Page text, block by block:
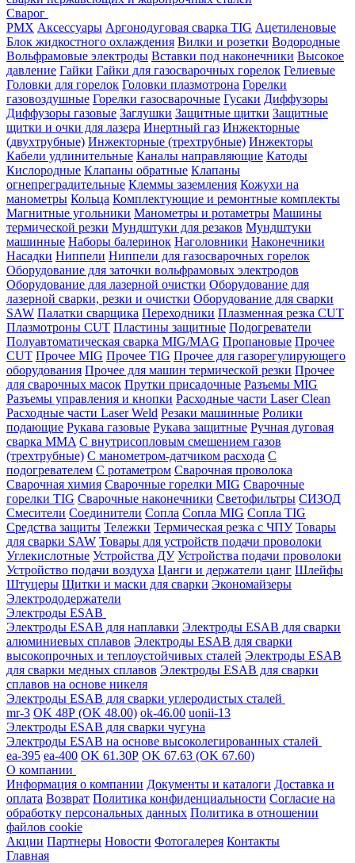
Сварог
PMX Аксессуары Аргонодуговая сварка TIG Ацетиленовые
Блок жидкостного охлаждения Вилки и розетки Водородные
Вольфрамовые электроды Вставки под наконечники Высокое
давление Гайки Гайки для газосварочных горелок Гелиевые
Головки для горелок Головки плазмотрона Горелки
газовоздушные Горелки газосварочные Гусаки Диффузоры
Диффузоры газовые Заглушки Защитные щитки Защитные
щитки и очки для лазера Инертный газ Инжекторные
(двухтрубные) Инжекторные (трехтрубные) Инжекторы
Кабели удлинительные Каналы направляющие Катоды
Кислородные Клапаны обратные Клапаны
огнепреградительные Клеммы заземления Кожухи на
манометры Кольца Комплектующие и ремонтные комплекты
Магнитные угольники Манометры и ротаметры Машины
термической резки Мундштуки для резаков Мундштуки
машинные Наборы балеринок Наголовники Наконечники
Насадки Ниппели Ниппели для газосварочных горелок
Оборудование для заточки вольфрамовых электродов
Оборудование для лазерной очистки Оборудование для
лазерной сварки, резки и очистки Оборудование для сварки
SAW Палатки сварщика Переходники Плазменная резка CUT
Плазмотроны CUT Пластины защитные Подогреватели
Полуавтоматическая сварка MIG/MAG Пропановые Прочее
CUT Прочее MIG Прочее TIG Прочее для газорегулирующего
оборудования Прочее для машин термической резки Прочее
для сварочных масок Прутки присадочные Разъемы MIG
Разъемы управления и кнопки Расходные части Laser Clean
Расходные части Laser Weld Резаки машинные Ролики
подающие Рукава газовые Рукава защитные Ручная дуговая
сварка MMA С внутрисопловым смешением газов
(трехтрубные) С манометром-датчиком расхода С
подогревателем С ротаметром Сварочная проволока
Сварочная химия Сварочные горелки MIG Сварочные
горелки TIG Сварочные наконечники Светофильтры СИЗОД
Смесители Соединители Сопла Сопла MIG Сопла TIG
Средства защиты Тележки Термическая резка с ЧПУ Товары
для сварки SAW Товары для устройств подачи проволоки
Углекислотные Устройства ДУ Устройства подачи проволоки
Устройство подачи воздуха Цанги и держатели цанг Шлейфы
Штуцеры Щитки и маски для сварки Экономайзеры
Электрододержатели
Электроды ESAB
Электроды ESAB для наплавки Электроды ESAB для сварки
алюминиевых сплавов Электроды ESAB для сварки
высокопрочных и теплоустойчивых сталей Электроды ESAB
для сварки медных сплавов Электроды ESAB для сварки
сплавов на основе никеля
Электроды ESAB для сварки углеродистых сталей
mr-3 OK 48Р (OK 48.00) ok-46.00 uonii-13
Электроды ESAB для сварки чугуна
Электроды ESAB на основе высоколегированных сталей
ea-395 ea-400 OK 61.30Р OK 67.63 (OK 67.60)
О компании
Информация о компании Документы и каталоги Доставка и
оплата Возврат Политика конфиденциальности Согласие на
обработку персональных данных Политика в отношении
файлов cookie
Акции Партнеры Новости Фотогалерея Контакты
Главная